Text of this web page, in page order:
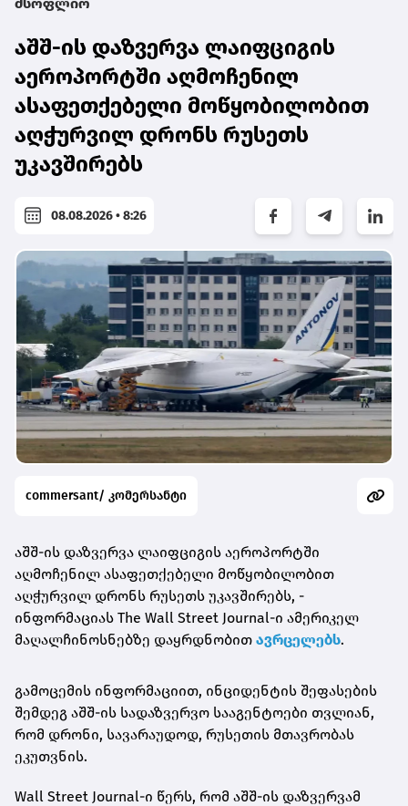
მსოფლიო
აშშ-ის დაზვერვა ლაიფციგის
აეროპორტში აღმოჩენილ
ასაფეთქებელი მოწყობილობით
აღჭურვილ დრონს რუსეთს
უკავშირებს
08.08.2026 • 8:26
commersant/ კომერსანტი
აშშ-ის დაზვერვა ლაიფციგის აეროპორტში
აღმოჩენილ ასაფეთქებელი მოწყობილობით
აღჭურვილ დრონს რუსეთს უკავშირებს, -
ინფორმაციას The Wall Street Journal-ი ამერიკელ
მაღალჩინოსნებზე დაყრდნობით ავრცელებს.
გამოცემის ინფორმაციით, ინციდენტის შეფასების
შემდეგ აშშ-ის სადაზვერვო სააგენტოები თვლიან,
რომ დრონი, სავარაუდოდ, რუსეთის მთავრობას
ეკუთვნის.
Wall Street Journal-ი წერს, რომ აშშ-ის დაზვერვამ